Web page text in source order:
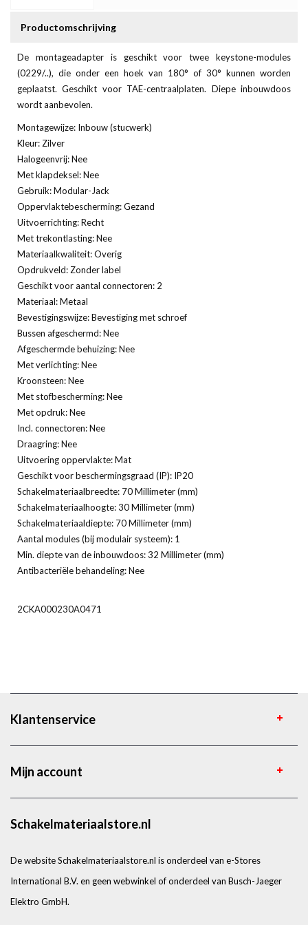
Productomschrijving
De montageadapter is geschikt voor twee keystone-modules
(0229/..), die onder een hoek van 180° of 30° kunnen worden
geplaatst. Geschikt voor TAE-centraalplaten. Diepe inbouwdoos
wordt aanbevolen.
Montagewijze: Inbouw (stucwerk)
Kleur: Zilver
Halogeenvrij: Nee
Met klapdeksel: Nee
Gebruik: Modular-Jack
Oppervlaktebescherming: Gezand
Uitvoerrichting: Recht
Met trekontlasting: Nee
Materiaalkwaliteit: Overig
Opdrukveld: Zonder label
Geschikt voor aantal connectoren: 2
Materiaal: Metaal
Bevestigingswijze: Bevestiging met schroef
Bussen afgeschermd: Nee
Afgeschermde behuizing: Nee
Met verlichting: Nee
Kroonsteen: Nee
Met stofbescherming: Nee
Met opdruk: Nee
Incl. connectoren: Nee
Draagring: Nee
Uitvoering oppervlakte: Mat
Geschikt voor beschermingsgraad (IP): IP20
Schakelmateriaalbreedte: 70 Millimeter (mm)
Schakelmateriaalhoogte: 30 Millimeter (mm)
Schakelmateriaaldiepte: 70 Millimeter (mm)
Aantal modules (bij modulair systeem): 1
Min. diepte van de inbouwdoos: 32 Millimeter (mm)
Antibacteriële behandeling: Nee
2CKA000230A0471
Klantenservice
Mijn account
Schakelmateriaalstore.nl
De website Schakelmateriaalstore.nl is onderdeel van e-Stores
International B.V. en geen webwinkel of onderdeel van Busch-Jaeger
Elektro GmbH.